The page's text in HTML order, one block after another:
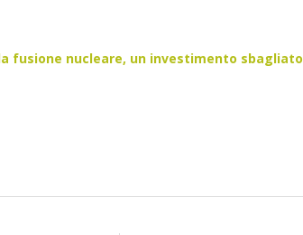
fusione nucleare, un investimento sbagliato